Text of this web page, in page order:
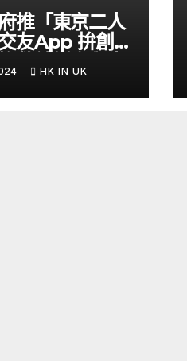
推「東京二人
友App 拚創更
救結婚率與生
Hong
HK IN UK